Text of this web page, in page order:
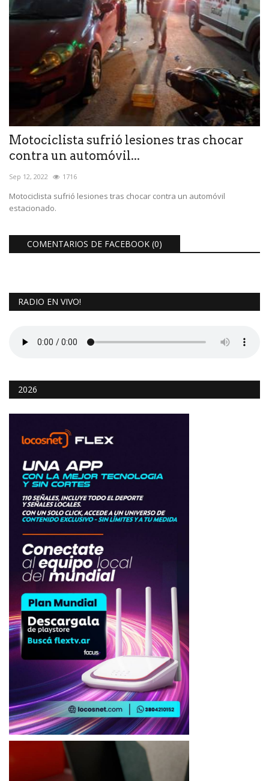
Motociclista sufrió lesiones tras chocar
contra un automóvil...
Sep 12, 2022 1716
Motociclista sufrió lesiones tras chocar contra un automóvil
estacionado.
COMENTARIOS DE FACEBOOK (0)
RADIO EN VIVO!
2026